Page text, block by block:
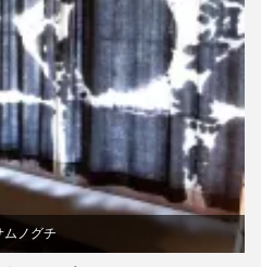
ムノグチ